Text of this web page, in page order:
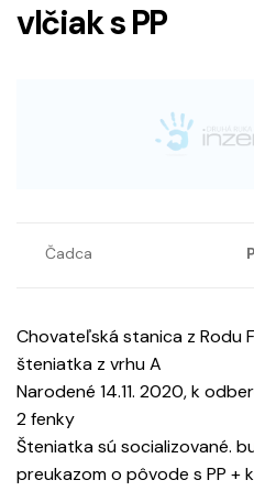
vlčiak s PP
Čadca
Chovateľská stanica z Rodu
šteniatka z vrhu A
Narodené 14.11. 2020, k
2 fenky
Šteniatka sú socializované.
preukazom o pôvode s PP +